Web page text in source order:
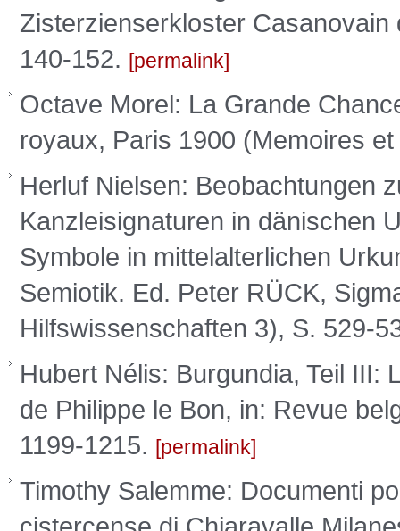
Zisterzienserkloster
140-152.
permalink
Octave Morel: La Grande
royaux, Paris 1900 (Memoires
Herluf Nielsen: Beobachtungen
Kanzleisignaturen in dänischen
Symbole in mittelalterlichen
Semiotik. Ed. Peter RÜCK,
Hilfswissenschaften 3), S. 529-
Hubert Nélis: Burgundia, Teil III:
de Philippe le Bon, in: Revue
1199-1215.
permalink
Timothy Salemme: Documenti